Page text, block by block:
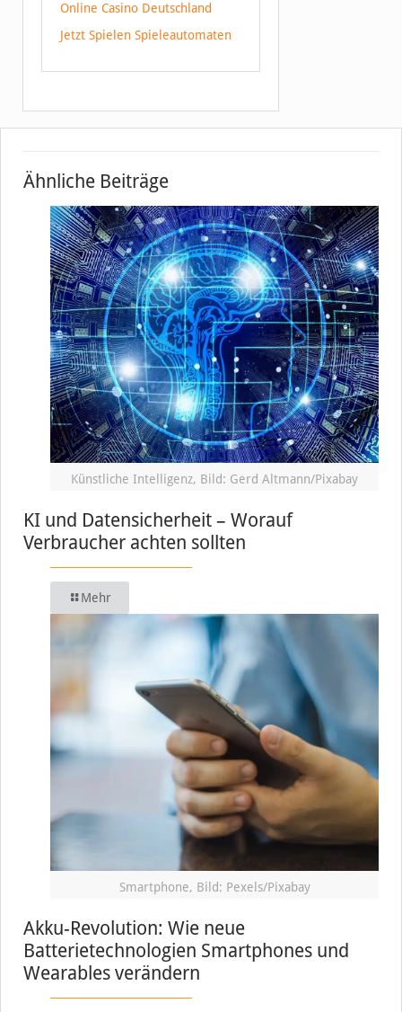
Online Casino Deutschland
Jetzt Spielen Spieleautomaten
Ähnliche Beiträge
Künstliche Intelligenz, Bild: Gerd Altmann/Pixabay
KI und Datensicherheit – Worauf
Verbraucher achten sollten
Mehr
Smartphone, Bild: Pexels/Pixabay
Akku-Revolution: Wie neue
Batterietechnologien Smartphones und
Wearables verändern